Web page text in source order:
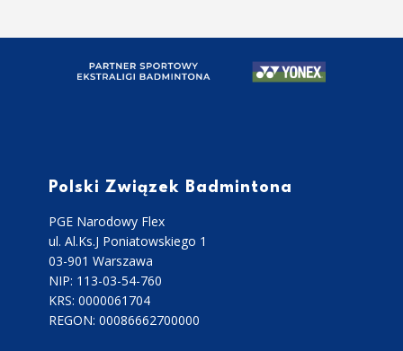
Polski Związek Badmintona
PGE Narodowy Flex
ul. Al.Ks.J Poniatowskiego 1
03-901 Warszawa
NIP: 113-03-54-760
KRS: 0000061704
REGON: 00086662700000